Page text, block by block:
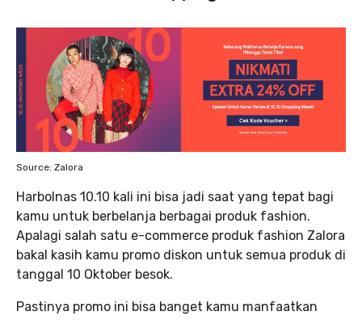
Source: Zalora
Harbolnas 10.10 kali ini bisa jadi saat yang tepat bagi
kamu untuk berbelanja berbagai produk fashion.
Apalagi salah satu e-commerce produk fashion Zalora
bakal kasih kamu promo diskon untuk semua produk di
tanggal 10 Oktober besok.
Pastinya promo ini bisa banget kamu manfaatkan